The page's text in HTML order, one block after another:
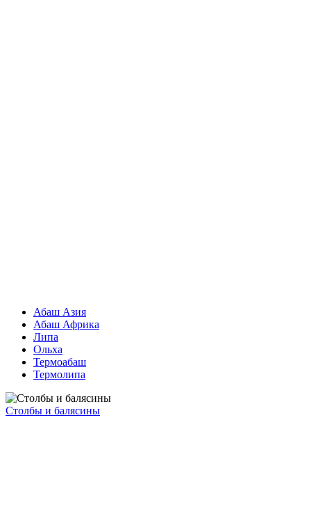
Абаш Азия
Абаш Африка
Липа
Ольха
Термоабаш
Термолипа
Столбы и балясины